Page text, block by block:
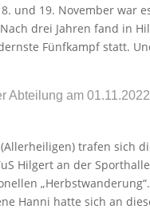
und 19. November war
drei Jahren fand in
Fünfkampf statt.
Abteilung am 01.11.2022
trafen sich
Hilgert an der
Hanni hatte sich an